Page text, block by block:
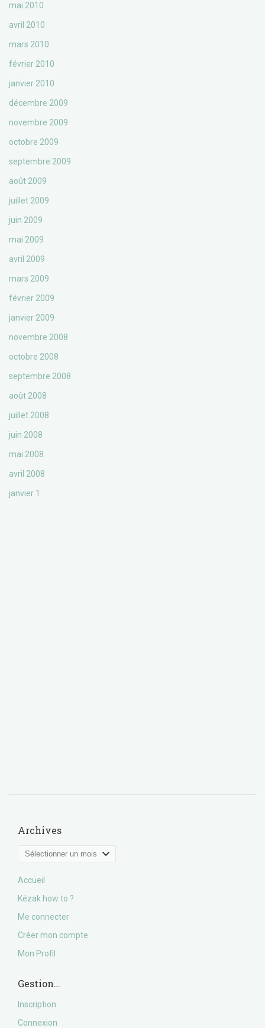
mai 2010
avril 2010
mars 2010
février 2010
janvier 2010
décembre 2009
novembre 2009
octobre 2009
septembre 2009
août 2009
juillet 2009
juin 2009
mai 2009
avril 2009
mars 2009
février 2009
janvier 2009
novembre 2008
octobre 2008
septembre 2008
août 2008
juillet 2008
juin 2008
mai 2008
avril 2008
janvier 1
Archives
Archives
Accueil
Kézak how to ?
Me connecter
Créer mon compte
Mon Profil
Gestion…
Inscription
Connexion